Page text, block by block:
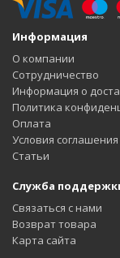
Информация
О компании
Сотрудничество
Информация о
Политика
Оплата
Условия соглашения
Статьи
Служба
Связаться с нами
Возврат товара
Карта сайта